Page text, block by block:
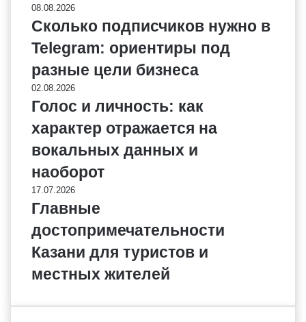
08.08.2026
Сколько подписчиков нужно в
Telegram: ориентиры под
разные цели бизнеса
02.08.2026
Голос и личность: как
характер отражается на
вокальных данных и
наоборот
17.07.2026
Главные
достопримечательности
Казани для туристов и
местных жителей